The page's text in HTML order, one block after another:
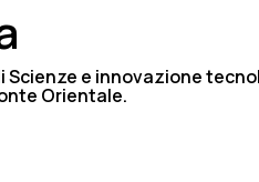
Scienze e innovazione
Orientale.